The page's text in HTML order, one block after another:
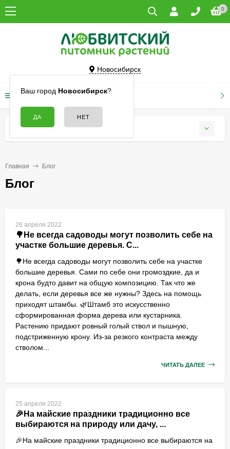
0
Новосибирск
Ваш город Новосибирск?
КАТАЛОГ ТОВАРОВ
Главная Блог
Блог
26 апреля 2022
🌳Не всегда садоводы могут позволить себе на
участке большие деревья. С...
🌳Не всегда садоводы могут позволить себе на участке
большие деревья. Сами по себе они громоздкие, да и
крона будто давит на общую композицию. Так что же
делать, если деревья все же нужны? Здесь на помощь
приходят штамбы. 🌿Штамб это искусственно
сформированная форма дерева или кустарника.
Растению придают ровный голый ствол и пышную,
подстриженную крону. Из-за резкого контраста между
стволом...
ЧИТАТЬ ДАЛЕЕ
25 апреля 2022
🎉На майские праздники традиционно все
выбираются на природу или дачу, ...
🎉На майские праздники традиционно все выбираются на
БЛОГ